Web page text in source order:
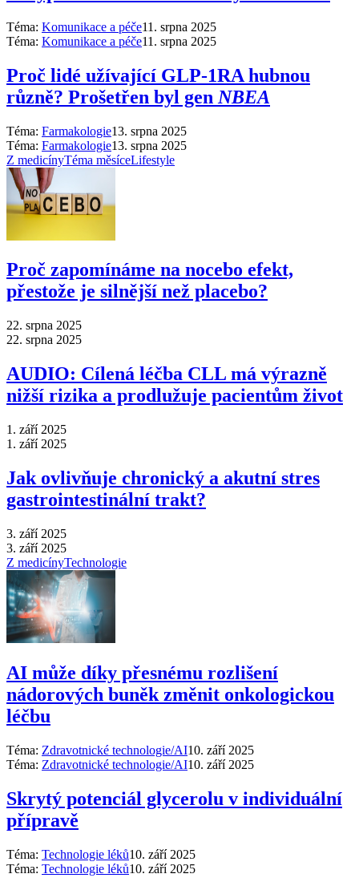
Téma: Komunikace a péče11. srpna 2025
Téma: Komunikace a péče11. srpna 2025
Proč lidé užívající GLP-1RA hubnou
různě? Prošetřen byl gen NBEA
Téma: Farmakologie13. srpna 2025
Téma: Farmakologie13. srpna 2025
Z medicínyTéma měsíceLifestyle
Proč zapomínáme na nocebo efekt,
přestože je silnější než placebo?
22. srpna 2025
22. srpna 2025
AUDIO: Cílená léčba CLL má výrazně
nižší rizika a prodlužuje pacientům život
1. září 2025
1. září 2025
Jak ovlivňuje chronický a akutní stres
gastrointestinální trakt?
3. září 2025
3. září 2025
Z medicínyTechnologie
AI může díky přesnému rozlišení
nádorových buněk změnit onkologickou
léčbu
Téma: Zdravotnické technologie/AI10. září 2025
Téma: Zdravotnické technologie/AI10. září 2025
Skrytý potenciál glycerolu v individuální
přípravě
Téma: Technologie léků10. září 2025
Téma: Technologie léků10. září 2025